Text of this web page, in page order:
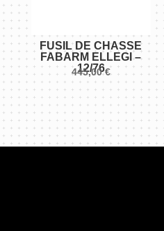
FUSIL DE CHASSE
FABARM ELLEGI –
12/76
445,00€